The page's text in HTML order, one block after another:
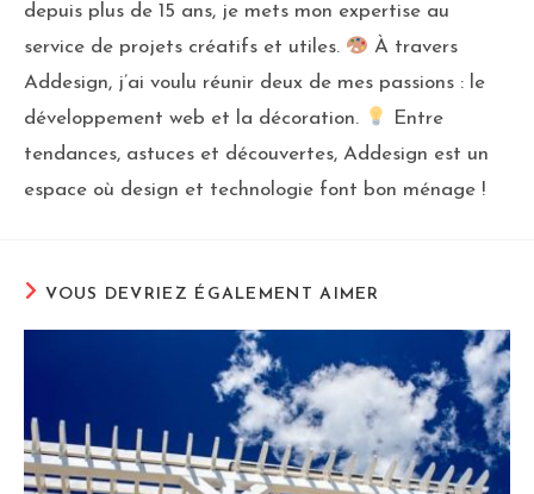
depuis plus de 15 ans, je mets mon expertise au
service de projets créatifs et utiles.
À travers
Addesign, j’ai voulu réunir deux de mes passions : le
développement web et la décoration.
Entre
tendances, astuces et découvertes, Addesign est un
espace où design et technologie font bon ménage !
VOUS DEVRIEZ ÉGALEMENT AIMER